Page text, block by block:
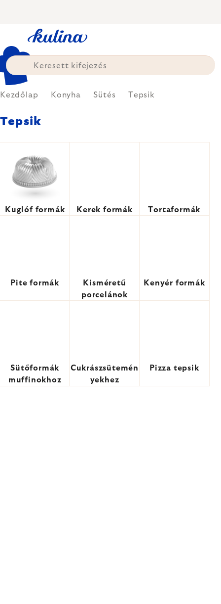
tartalomhoz
Kezdőlap Konyha Sütés Tepsik
Tepsik
Kuglóf formák Kerek formák Tortaformák
Pite formák
Kisméretű
porcelánok
Kenyér formák
Sütőformák
muffinokhoz
Cukrászsütemén
yekhez
Pizza tepsik